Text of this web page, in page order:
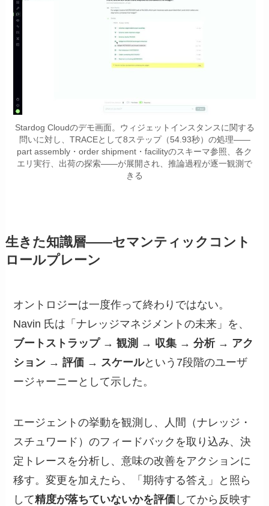
Stardog Cloudのデモ画面。ウィジェットインスタンスに関する
問いに対し、TRACEとして8ステップ（54.93秒）の処理——
part assembly・order shipment・facilityのスキーマ参照、各ク
エリ実行、出荷の探索——が展開され、推論過程が逐一観測で
きる
生きた知識層——セマンティックコント
ロールプレーン
オントロジーは一度作って終わりではない。
Navin 氏は「ナレッジマネジメントの未来」を、
ブートストラップ → 観測 → 収集 → 分析 → アク
ション → 評価 → スケールという7段階のユーザ
ージャーニーとして示した。
エージェントの挙動を観測し、人間（ナレッジ・
スチュワード）のフィードバックを取り込み、決
定トレースを分析し、意味の改善をアクションに
移す。変更を加えたら、「期待する答え」と照ら
して精度が落ちていないかを評価 してから反映す